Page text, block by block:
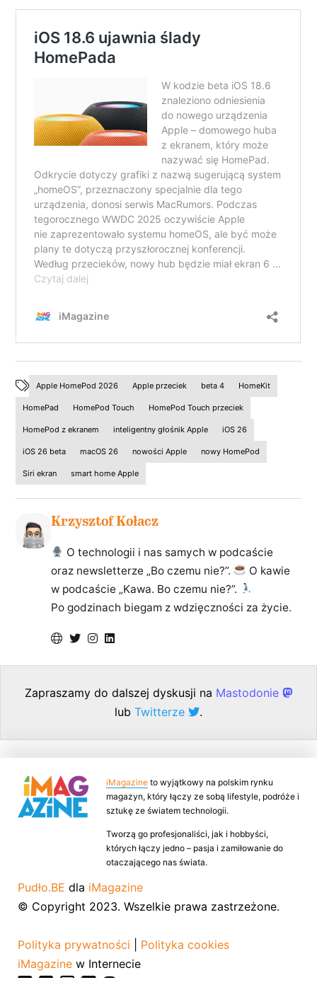
Apple HomePod 2026 Apple przeciek beta 4 HomeKit
HomePad HomePod Touch HomePod Touch przeciek
HomePod z ekranem inteligentny głośnik Apple iOS 26
iOS 26 beta macOS 26 nowości Apple nowy HomePod
Siri ekran smart home Apple
Krzysztof Kołacz
O technologii i nas samych w podcaście
oraz newsletterze „Bo czemu nie?”.
O kawie
w podcaście „Kawa. Bo czemu nie?”.
Po godzinach biegam z wdzięczności za życie.
Zapraszamy do dalszej dyskusji na Mastodonie
lub Twitterze .
iMagazine to wyjątkowy na polskim rynku
magazyn, który łączy ze sobą lifestyle, podróże i
sztukę ze światem technologii.
Tworzą go profesjonaliści, jak i hobbyści,
których łączy jedno – pasja i zamiłowanie do
otaczającego nas świata.
Pudło.BE dla iMagazine
© Copyright 2023. Wszelkie prawa zastrzeżone.
Polityka prywatności
Polityka cookies
iMagazine w Internecie